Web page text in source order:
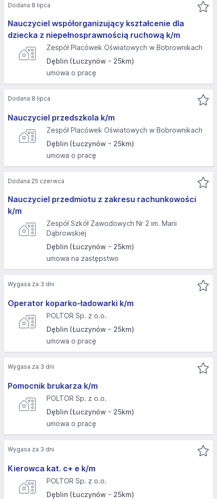
Nauczyciel współorganizujący kształcenie dla
dziecka z niepełnosprawnością ruchową k/m
Zespół Placówek Oświatowych w Bobrownikach
Dęblin (Łuczynów - 25km)
umowa o pracę
Dodana 8 lipca
Nauczyciel przedszkola k/m
Zespół Placówek Oświatowych w Bobrownikach
Dęblin (Łuczynów - 25km)
umowa o pracę
Dodana 8 lipca
Nauczyciel przedmiotu z zakresu rachunkowości
k/m
Zespół Szkół Zawodowych Nr 2 im. Marii
Dąbrowskiej
Dęblin (Łuczynów - 25km)
umowa na zastępstwo
Dodana 25 czerwca
Operator koparko-ładowarki k/m
POLTOR Sp. z o.o.
Dęblin (Łuczynów - 25km)
umowa o pracę
Wygasa za 3 dni
Pomocnik brukarza k/m
POLTOR Sp. z o.o.
Dęblin (Łuczynów - 25km)
umowa o pracę
Wygasa za 3 dni
Kierowca kat. c+ e k/m
POLTOR Sp. z o.o.
Dęblin (Łuczynów - 25km)
Wygasa za 3 dni